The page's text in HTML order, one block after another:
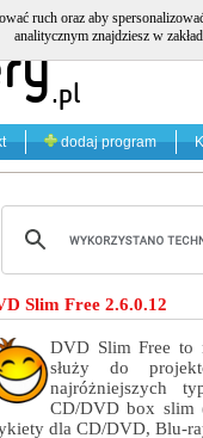
dodaj program
Slim Free 2.6.0.12
DVD Slim Free to
służy do
najróżniejszych
CD/DVD box slim
dla CD/DVD, Blu-
ruch oraz aby
analitycznym znajdziesz w